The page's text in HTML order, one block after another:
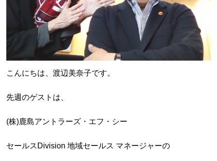
こんにちは、渡辺美奈子です。
先週のゲストは、
(株)鹿島アントラーズ・エフ・シー
セールスDivision 地域セールス マネージャーの